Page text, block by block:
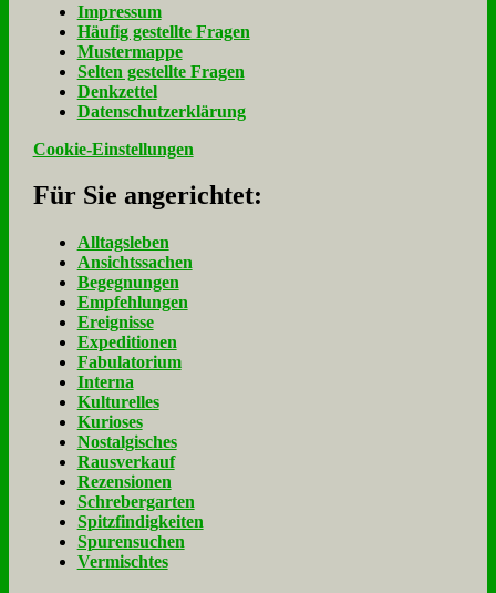
Im­pres­sum
Häu­fig ge­stell­te Fra­gen
Mu­ster­map­pe
Sel­ten ge­stell­te Fra­gen
Denk­zet­tel
Da­ten­schutz­er­klä­rung
Cookie-Einstellungen
Für Sie an­ge­rich­tet:
Alltagsleben
Ansichtssachen
Begegnungen
Empfehlungen
Ereignisse
Expeditionen
Fabulatorium
Interna
Kulturelles
Kurioses
Nostalgisches
Rausverkauf
Rezensionen
Schrebergarten
Spitzfindigkeiten
Spurensuchen
Vermischtes